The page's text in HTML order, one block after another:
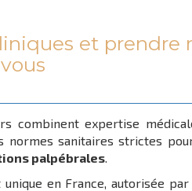
et prendre
vous
combinent expertise
sanitaires strictes
palpébrales.
en France, autorisée par